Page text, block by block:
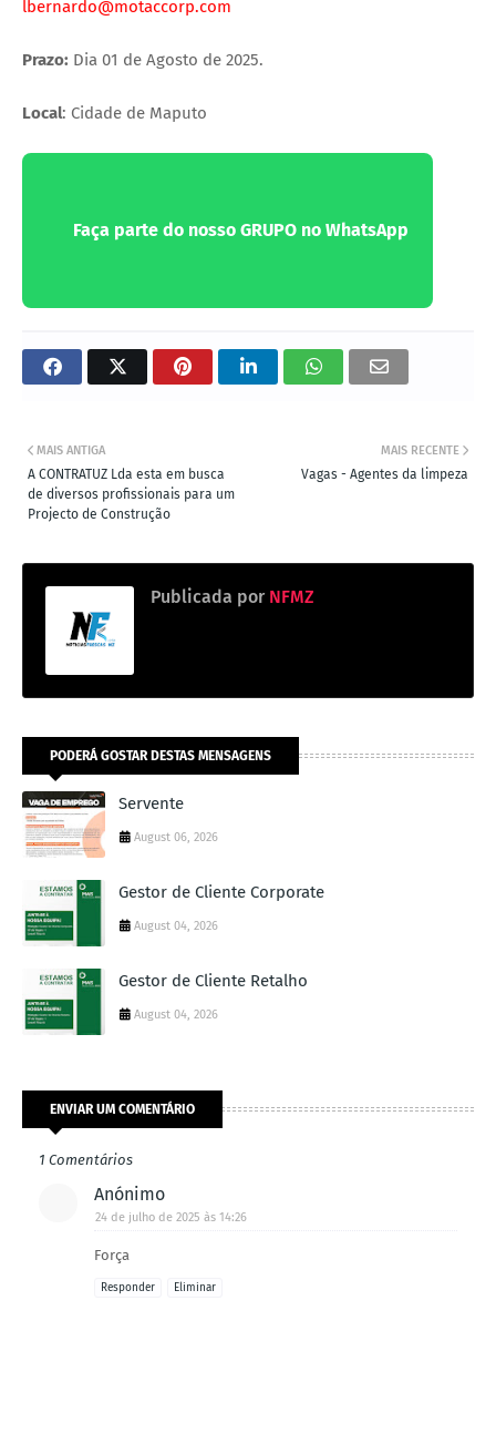
lbernardo@motaccorp.com
Prazo: Dia 01 de Agosto de 2025.
Local: Cidade de Maputo
Faça parte do nosso GRUPO no WhatsApp
MAIS RECENTE
Vagas - Agentes da limpeza
MAIS ANTIGA
A CONTRATUZ Lda esta em busca
de diversos profissionais para um
Projecto de Construção
Publicada por NFMZ
PODERÁ GOSTAR DESTAS MENSAGENS
Servente
August 06, 2026
Gestor de Cliente Corporate
August 04, 2026
Gestor de Cliente Retalho
August 04, 2026
ENVIAR UM COMENTÁRIO
1 Comentários
Anónimo
24 de julho de 2025 às 14:26
Força
Responder Eliminar